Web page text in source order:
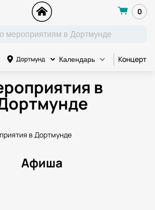
0
Дортмунд Календарь Концерт
в
в Дортмунде
Афиша